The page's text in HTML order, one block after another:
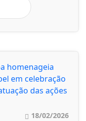
18/02/2026